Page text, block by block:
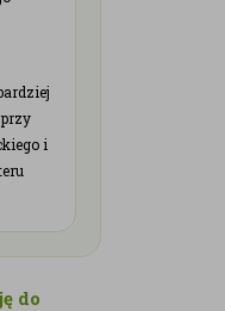
i
do